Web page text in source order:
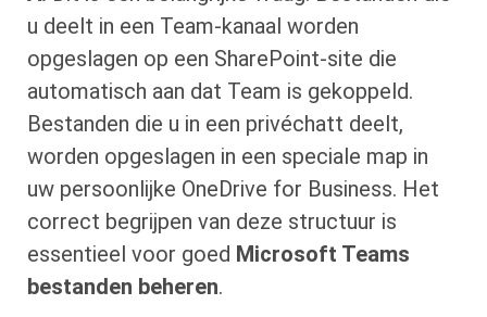
u deelt in een Team-kanaal worden
opgeslagen op een SharePoint-site die
automatisch aan dat Team is gekoppeld.
Bestanden die u in een privéchatt deelt,
worden opgeslagen in een speciale map in
uw persoonlijke OneDrive for Business. Het
correct begrijpen van deze structuur is
essentieel voor goed Microsoft Teams
bestanden beheren.